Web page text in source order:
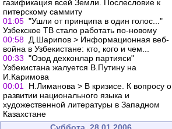
газификация всей Земли. Послесловие к
питерскому саммиту
01:05 "Ушли от принципа в один голос..."
Узбекское ТВ стало работать по-новому
00:58 Д.Шарипов > Информационная веб-
война в Узбекистане: кто, кого и чем...
00:33 "Озод дехконлар партияси"
Узбекистана жалуется В.Путину на
И.Каримова
00:01
Н.Лиманова > В кризисе. К вопросу о
развитии национального языка и
художественной литературы в Западном
Казахстане